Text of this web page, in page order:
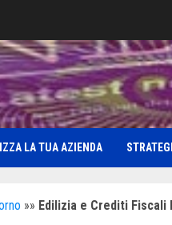
LA TUA AZIENDA
»» Edilizia e Crediti